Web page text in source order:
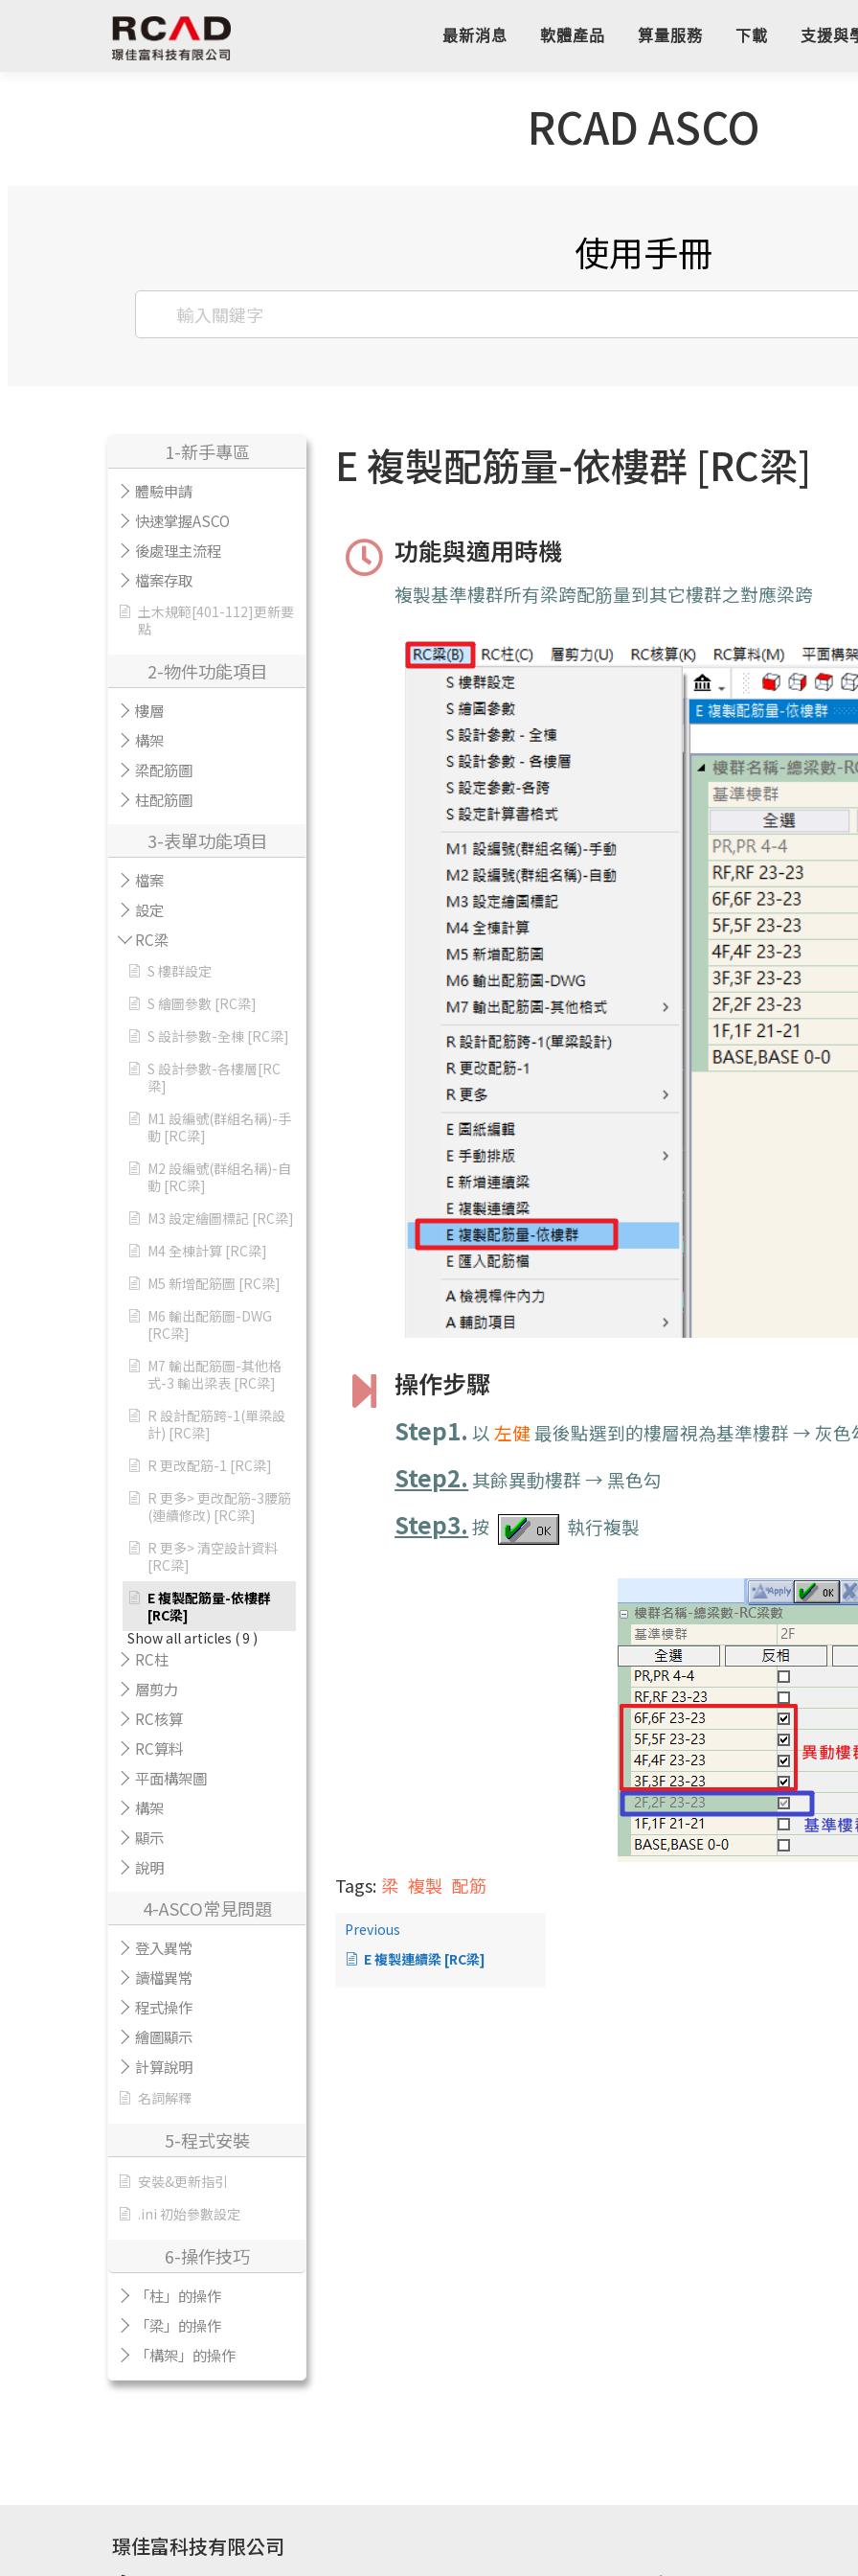
最新消息 軟體產品 算量服務 下載 支援與
RCAD ASCO
使用手冊
1-新手專區
體驗申請
快速掌握ASCO
後處理主流程
檔案存取
土木規範[401-112]更新要
點
2-物件功能項目
樓層
構架
梁配筋圖
柱配筋圖
3-表單功能項目
檔案
設定
RC梁
S 樓群設定
S 繪圖參數 [RC梁]
S 設計參數-全棟 [RC梁]
S 設計參數-各樓層[RC
梁]
M1 設編號(群組名稱)-手
動 [RC梁]
M2 設編號(群組名稱)-自
動 [RC梁]
M3 設定繪圖標記 [RC梁]
M4 全棟計算 [RC梁]
M5 新增配筋圖 [RC梁]
M6 輸出配筋圖-DWG
[RC梁]
M7 輸出配筋圖-其他格
式-3 輸出梁表 [RC梁]
R 設計配筋跨-1(單梁設
計) [RC梁]
R 更改配筋-1 [RC梁]
R 更多> 更改配筋-3腰筋
(連續修改) [RC梁]
R 更多> 清空設計資料
[RC梁]
E 複製配筋量-依樓群
[RC梁]
Show all articles ( 9 )
RC柱
層剪力
RC核算
RC算料
平面構架圖
構架
顯示
說明
4-ASCO常見問題
登入異常
讀檔異常
程式操作
繪圖顯示
計算說明
名詞解釋
5-程式安裝
安裝&更新指引
.ini 初始參數設定
6-操作技巧
「柱」的操作
「梁」的操作
「構架」的操作
E 複製配筋量-依樓群 [RC梁]
功能與適用時機
複製基準樓群所有梁跨配筋量到其它樓群之對應梁跨
操作步驟
Step1. 以左健最後點選到的樓層視為基準樓群 → 灰色
Step2. 其餘異動樓群 → 黑色勾
Step3. 按 執行複製
Tags: 梁 複製 配筋
Previous
E 複製連續梁 [RC梁]
璟佳富科技有限公司